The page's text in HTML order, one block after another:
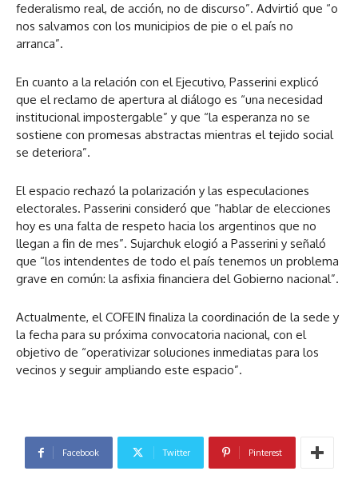
federalismo real, de acción, no de discurso”. Advirtió que “o
nos salvamos con los municipios de pie o el país no
arranca”.
En cuanto a la relación con el Ejecutivo, Passerini explicó
que el reclamo de apertura al diálogo es “una necesidad
institucional impostergable” y que “la esperanza no se
sostiene con promesas abstractas mientras el tejido social
se deteriora”.
El espacio rechazó la polarización y las especulaciones
electorales. Passerini consideró que “hablar de elecciones
hoy es una falta de respeto hacia los argentinos que no
llegan a fin de mes”. Sujarchuk elogió a Passerini y señaló
que “los intendentes de todo el país tenemos un problema
grave en común: la asfixia financiera del Gobierno nacional”.
Actualmente, el COFEIN finaliza la coordinación de la sede y
la fecha para su próxima convocatoria nacional, con el
objetivo de “operativizar soluciones inmediatas para los
vecinos y seguir ampliando este espacio”.
Facebook Twitter Pinterest